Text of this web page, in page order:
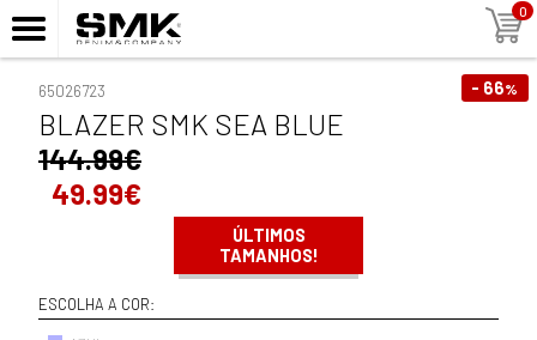
0
- 66%
65026723
BLAZER SMK SEA BLUE
144.99€
49.99€
ÚLTIMOS
TAMANHOS!
ESCOLHA A COR: